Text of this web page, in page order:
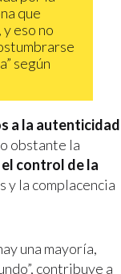
que
eso no
según
a la autenticidad
obstante la
control de la
y la complacencia
una mayoría,
contribuye a